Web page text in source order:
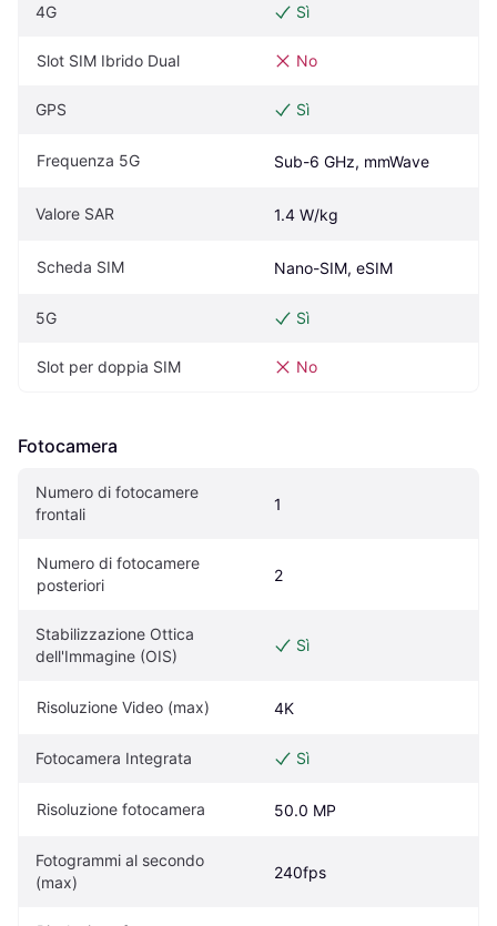
4G Sì
Slot SIM Ibrido Dual No
GPS Sì
Frequenza 5G Sub-6 GHz, mmWave
Valore SAR 1.4 W/kg
Scheda SIM Nano-SIM, eSIM
5G Sì
Slot per doppia SIM No
Fotocamera
Numero di fotocamere
frontali
1
Numero di fotocamere
posteriori
2
Stabilizzazione Ottica
dell'Immagine (OIS)
Sì
Risoluzione Video (max) 4K
Fotocamera Integrata Sì
Risoluzione fotocamera 50.0 MP
Fotogrammi al secondo
(max)
240fps